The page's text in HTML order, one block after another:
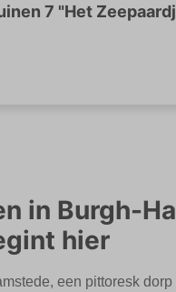
7 "Het
in Burgh-
hier
een pittoresk